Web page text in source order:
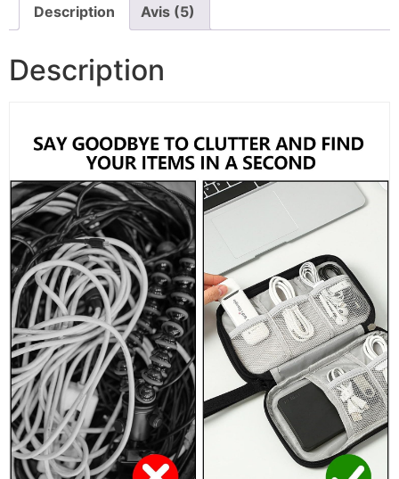
Description Avis (5)
Description